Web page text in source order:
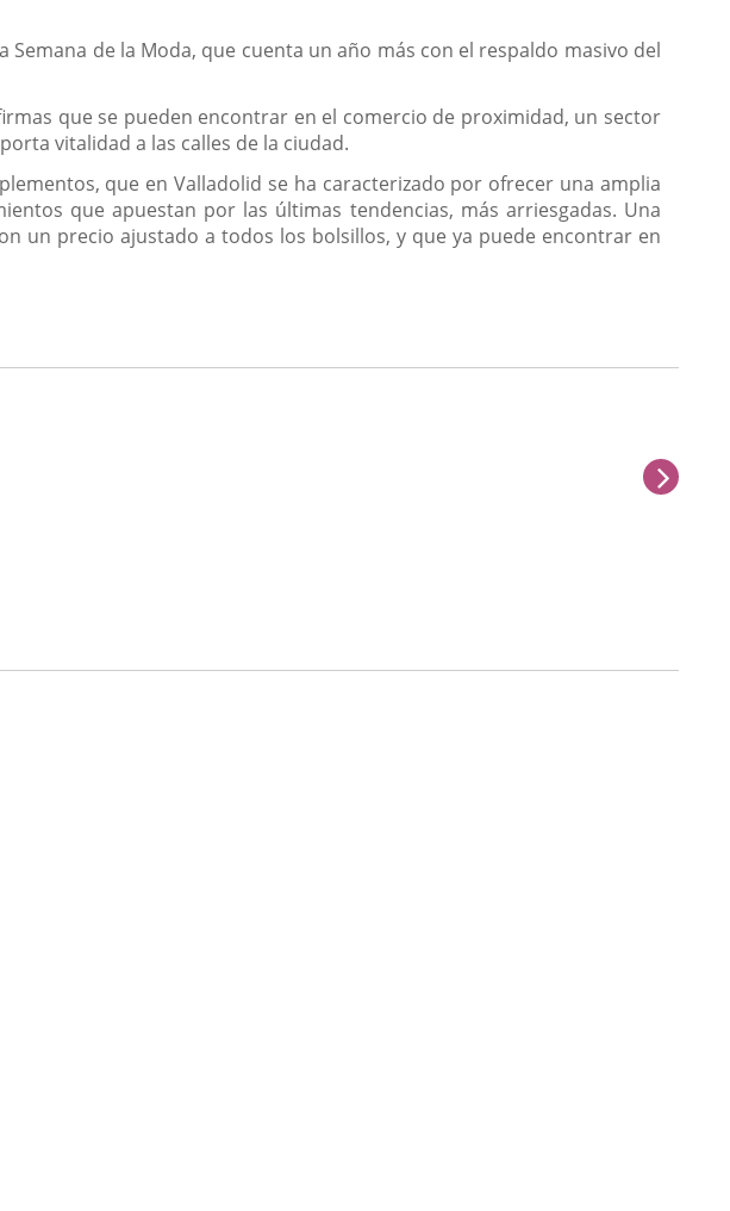
de la Moda, que cuenta un año más con el respaldo masivo del
que se pueden encontrar en el comercio de proximidad, un sector
vitalidad a las calles de la ciudad.
que en Valladolid se ha caracterizado por ofrecer una amplia
que apuestan por las últimas tendencias, más arriesgadas. Una
un precio ajustado a todos los bolsillos, y que ya puede encontrar en